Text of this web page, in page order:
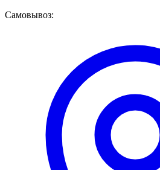
Самовывоз: